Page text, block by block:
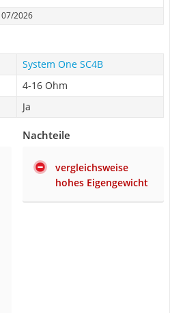
07/2026
System One SC4B
4-16 Ohm
Ja
Nachteile
vergleichsweise
hohes Eigengewicht